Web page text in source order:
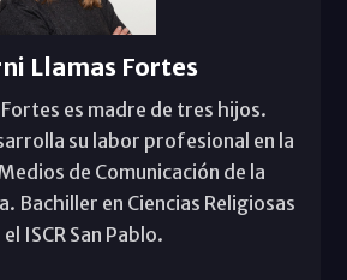
Llamas Fortes
es madre de tres hijos.
su labor profesional en la
de Comunicación de la
Bachiller en Ciencias Religiosas
ISCR San Pablo.